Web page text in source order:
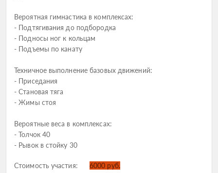
Вероятная гимнастика в комплексах:
- Подтягивания до подбородка
- Подносы ног к кольцам
- Подъемы по канату
Техничное выполнение базовых движений:
- Приседания
- Становая тяга
- Жимы стоя
Вероятные веса в комплексах:
- Толчок 40
- Рывок в стойку 30
Стоимость участия: 6000 руб.